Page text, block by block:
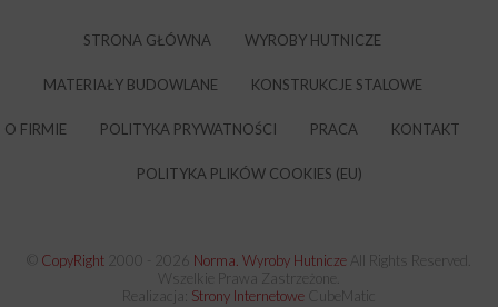
STRONA GŁÓWNA WYROBY HUTNICZE
MATERIAŁY BUDOWLANE KONSTRUKCJE STALOWE
O FIRMIE POLITYKA PRYWATNOŚCI PRACA KONTAKT
POLITYKA PLIKÓW COOKIES (EU)
CopyRight 2000 - 2026 Norma. Wyroby Hutnicze All Rights Reserved.
Wszelkie Prawa Zastrzeżone.
Realizacja: Strony Internetowe CubeMatic